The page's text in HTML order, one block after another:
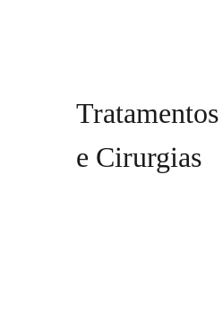
Tratamentos
e Cirurgias